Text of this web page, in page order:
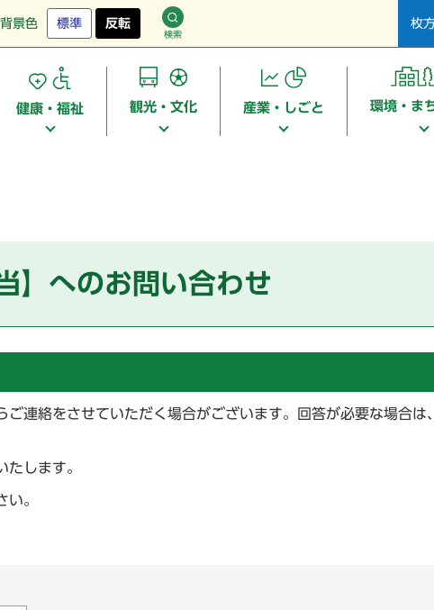
背景色 標準 反転
検索
枚
健康・福祉 観光・文化 産業・しごと 環境・ま
】へのお問い合わせ
連絡をさせていただく場合がございます。回答が必要な場合は
します。
。